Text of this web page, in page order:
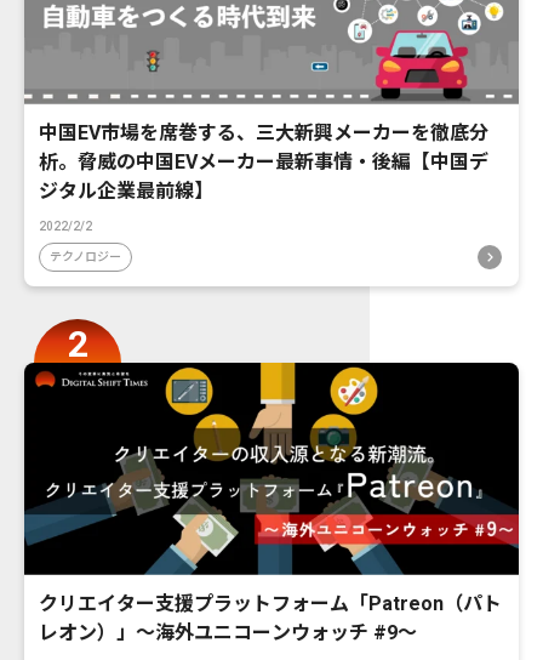
中国EV市場を席巻する、三大新興メーカーを徹底分
析。脅威の中国EVメーカー最新事情・後編【中国デ
ジタル企業最前線】
2022/2/2
テクノロジー
クリエイター支援プラットフォーム「Patreon（パト
レオン）」〜海外ユニコーンウォッチ #9〜